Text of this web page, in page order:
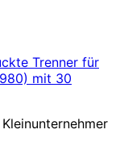
Trenner für
mit 30